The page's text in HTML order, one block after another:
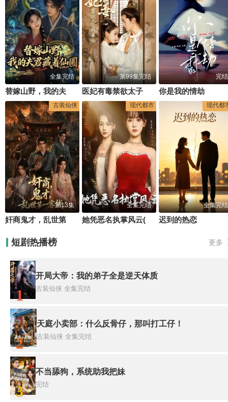
全集完结 第99集完结 完结
你是我的情劫
古装仙侠
第13集
现代都市
全集完结
现代都
全集完结
迟到的热恋
短剧热播榜 更多
1
开局大帝：我的弟子全是逆天体质
古装仙侠 全集完结
2
天庭小卖部：什么反骨仔，那叫打工仔！
古装仙侠 全集完结
3
不当舔狗，系统助我把妹
完结